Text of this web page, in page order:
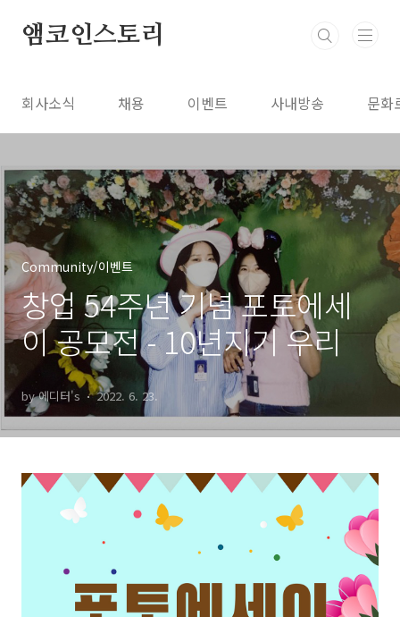
앰코인스토리
회사소식 채용 이벤트 사내방송 문화
Community/이벤트
창업 54주년 기념 포토에세
이 공모전 - 10년지기 우리
by 에디터's 2022. 6. 23.